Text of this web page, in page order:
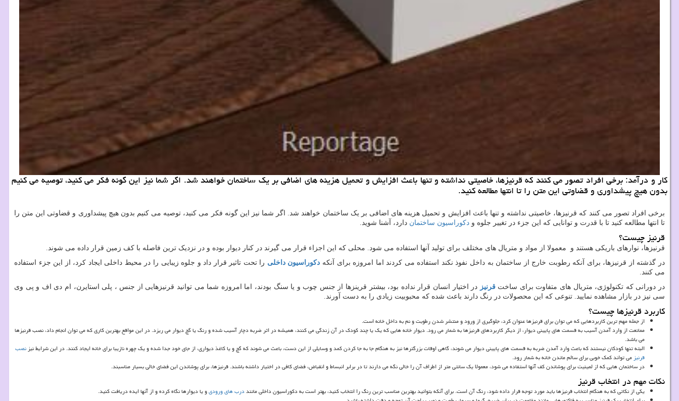
کار و درآمد: برخی افراد تصور می کنند که قرنیزها، خاصیتی نداشته و تنها باعث افزایش و تحمیل هزینه های اضافی بر یک ساختمان خواهند شد. اگر شما نیز این گونه فکر می کنید، توصیه می کنیم
بدون هیچ پیشداوری و قضاوتی این متن را تا انتها مطالعه کنید.
برخی افراد تصور می کنند که قرنیزها، خاصیتی نداشته و تنها باعث افزایش و تحمیل هزینه های اضافی بر یک ساختمان خواهند شد. اگر شما نیز این گونه فکر می کنید، توصیه می کنیم بدون هیچ پیشداوری و قضاوتی این متن را
تا انتها مطالعه کنید تا با قدرت و توانایی که این جزء در تغییر جلوه و دکوراسیون ساختمان دارد، آشنا شوید.
قرنیز چیست؟
قرنیزها، نوارهای باریکی هستند و معمولا از مواد و متریال های مختلف برای تولید آنها استفاده می شود. محلی که این اجزاء قرار می گیرند در کنار دیوار بوده و در نزدیک ترین فاصله با کف زمین قرار داده می شوند.
در گذشته از قرنیزها، برای آنکه رطوبت خارج از ساختمان به داخل نفوذ نکند استفاده می کردند اما امروزه برای آنکه دکوراسیون داخلی را تحت تاثیر قرار داد و جلوه زیبایی را در محیط داخلی ایجاد کرد، از این جزء استفاده
می کنند.
در دورانی که تکنولوژی، متریال های متفاوت برای ساختقرنیز در اختیار انسان قرار نداده بود، بیشتر قرینزها از جنس چوب و یا سنگ بودند، اما امروزه شما می توانید قرنیزهایی از جنس ، پلی استایرن، ام دی اف و پی وی
سی نیز در بازار مشاهده نمایید. تنوعی که این محصولات در رنگ دارند باعث شده که محبوبیت زیادی را به دست آورند.
کاربرد قرنیزها چیست؟
از جمله مهم ترین کاربردهایی که می توان برای قرنیزها عنوان کرد، جلوگیری از ورود و منتشر شدن رطوبت و نم به داخل خانه است.
ممانعت از وارد آمدن آسیب به قسمت های پایینی دیوار، از دیگر کاربردهای قرنیزها به شمار می رود. دیوار خانه هایی که یک یا چند کودک در آن زندگی می کنند، همیشه در اثر ضربه دچار آسیب شده و رنگ یا گچ دیوار می ریزد. در این مواقع بهترین کاری که می توان انجام داد، نصب قرنیزها
می باشد.
البته تنها کودکان نیستند که باعث وارد آمدن ضربه به قسمت های پایینی دیوار می شوند، گاهی اوقات بزرگترها نیز به هنگام جا به جا کردن کمد و وسایلی از این دست، باعث می شوند که گچ و یا کاغذ دیواری، از جای خود جدا شده و یک چهره نازیبا برای خانه ایجاد کنند. در این شرایط نیز نصب
قرنیز می تواند کمک خوبی برای سالم ماندن خانه به شمار رود.
در ساختمان هایی که از لمینیت برای پوشاندن کف آنها استفاده می شود، معمولا یک سانتی متر از اطراف آن را خالی نگه می دارند تا در برابر انبساط و انقباض، فضای کافی در اختیار داشته باشند. قرنیزها، برای پوشاندن این فضای خالی بسیار مناسبند.
نکات مهم در انتخاب قرنیز
یکی از نکاتی که به هنگام انتخاب قرنیزها باید مورد توجه قرار داده شود، رنگ آن است. برای آنکه بتوانید بهترین مناسب ترین رنگ را انتخاب کنید، بهتر است به دکوراسیون داخلی ماننددرب های ورودیو یا دیوارها نگاه کرده و از آنها ایده دریافت کنید.